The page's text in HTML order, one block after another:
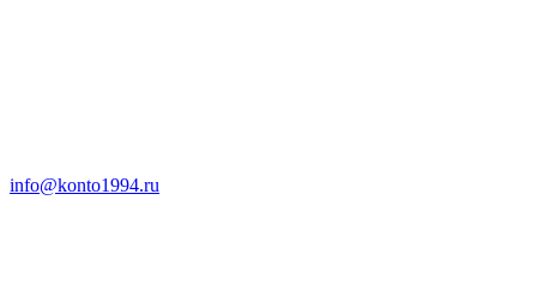
info@konto1994.ru